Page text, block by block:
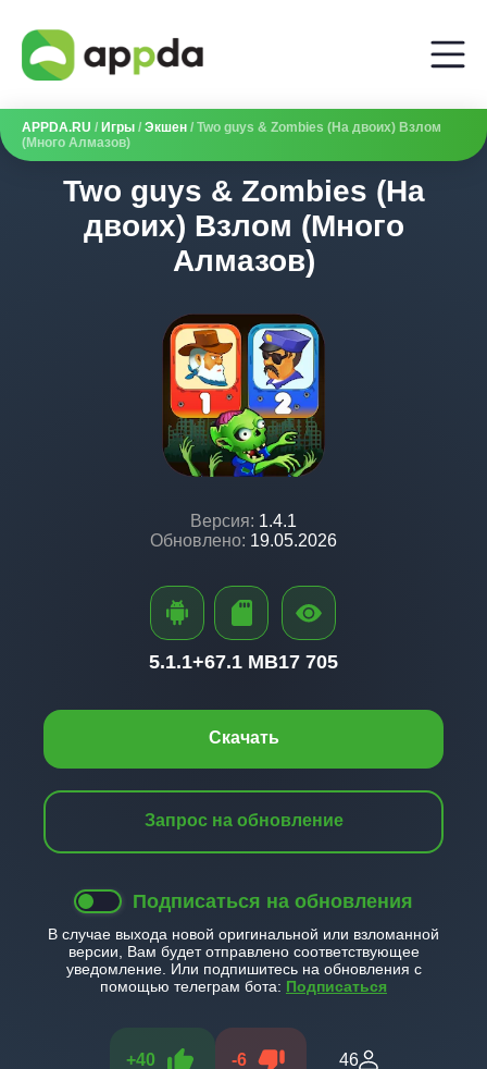
APPDA.RU / Игры / Экшен / Two guys & Zombies (На двоих) Взлом
(Много Алмазов)
Two guys & Zombies (На
двоих) Взлом (Много
Алмазов)
Версия: 1.4.1
Обновлено: 19.05.2026
Скачать
Запрос на обновление
Подписаться на обновления
В случае выхода новой оригинальной или взломанной
версии, Вам будет отправлено соответствующее
уведомление. Или подпишитесь на обновления с
помощью телеграм бота: Подписаться
+40 -6 46
5.1.1+67.1 MB17 705